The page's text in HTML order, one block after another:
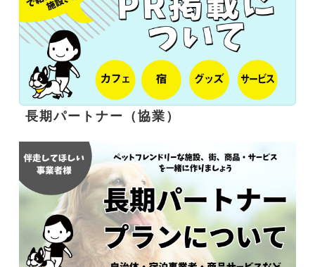
長期パートナー（協業）